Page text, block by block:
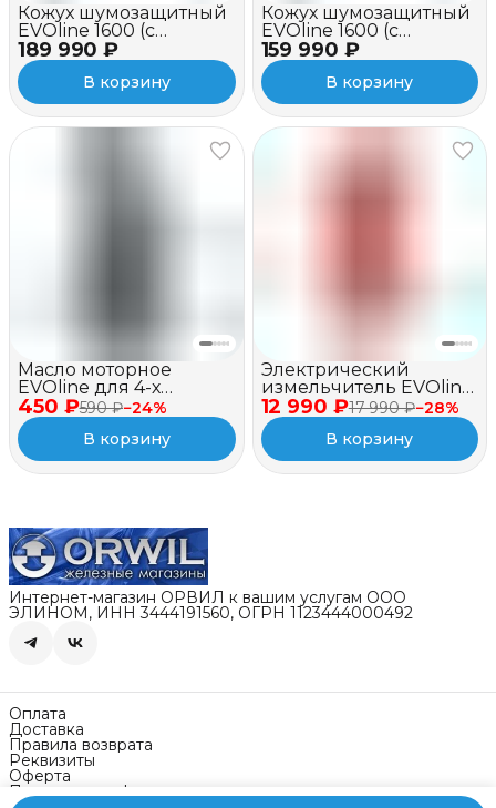
189 990 ₽
Кожух шумозащитный
EVOline 1600 (c
вентилятором и
зимним пакетом)
В корзину
159 990 ₽
Кожух шумозащитный
EVOline 1600 (c
вентилятором)
В корзину
450 ₽590 ₽−24%
Масло моторное
EVOline для 4-х
тактных двигателей,
полусинтетическое,
SAE 10W-40 API SJ/CF, 1
л
В корзину
12 990 ₽17 990 ₽−28%
Электрический
измельчитель EVOline
BSE 2500
В корзину
Интернет-магазин ОРВИЛ к вашим услугам ООО
ЭЛИНОМ, ИНН 3444191560, ОГРН 1123444000492
Оплата
Доставка
Правила возврата
Реквизиты
Оферта
Политика конфиденциальности